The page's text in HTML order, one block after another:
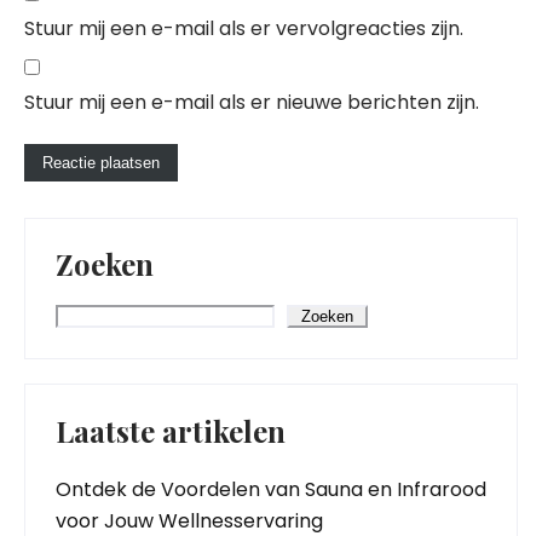
Stuur mij een e-mail als er vervolgreacties zijn.
Stuur mij een e-mail als er nieuwe berichten zijn.
Zoeken
Zoeken
Laatste artikelen
Ontdek de Voordelen van Sauna en Infrarood
voor Jouw Wellnesservaring